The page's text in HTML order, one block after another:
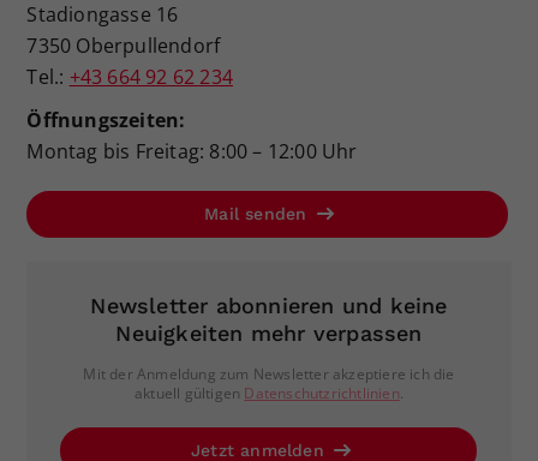
Stadiongasse 16
7350 Oberpullendorf
Tel.: +43 664 92 62 234
Öffnungszeiten:
Montag bis Freitag: 8:00 – 12:00 Uhr
Mail senden
Newsletter abonnieren und keine
Neuigkeiten mehr verpassen
Mit der Anmeldung zum Newsletter akzeptiere ich die
aktuell gültigen Datenschutzrichtlinien.
Jetzt anmelden